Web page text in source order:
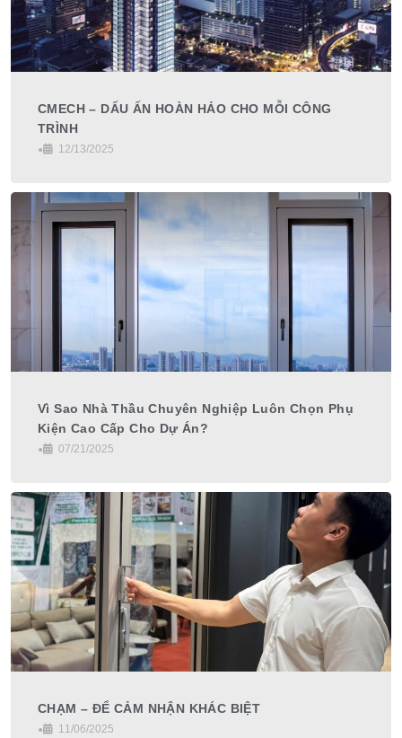
CMECH – DẤU ẤN HOÀN HẢO CHO MỖI CÔNG
TRÌNH
•
12/13/2025
Vì Sao Nhà Thầu Chuyên Nghiệp Luôn Chọn Phụ
Kiện Cao Cấp Cho Dự Án?
•
07/21/2025
CHẠM – ĐỂ CẢM NHẬN KHÁC BIỆT
•
11/06/2025